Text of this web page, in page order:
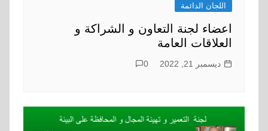
اللجان الدائمة
اعضاء لجنة التعاون و الشراكة و
العلاقات العامة
ديسمبر 21, 2022 0